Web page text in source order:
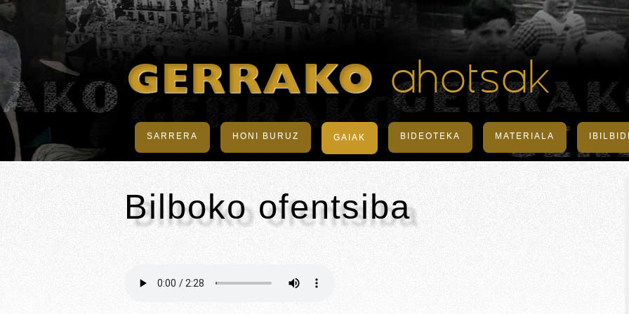
SARRERA HONI BURUZ GAIAK BIDEOTEKA MATERIALA
Bilboko ofentsiba